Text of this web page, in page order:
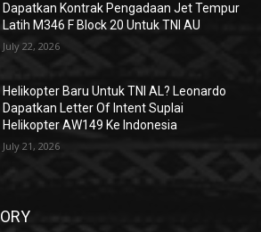
Dapatkan Kontrak Pengadaan Jet Tempur
Latih M346 F Block 20 Untuk TNI AU
July 22, 2026
Helikopter Baru Untuk TNI AL? Leonardo
Dapatkan Letter Of Intent Suplai
Helikopter AW149 Ke Indonesia
July 21, 2026